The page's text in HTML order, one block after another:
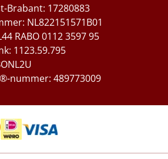
Brabant: 17280883
NL822151571B01
RABO 0112 3597 95
1123.59.795
nummer: 489773009